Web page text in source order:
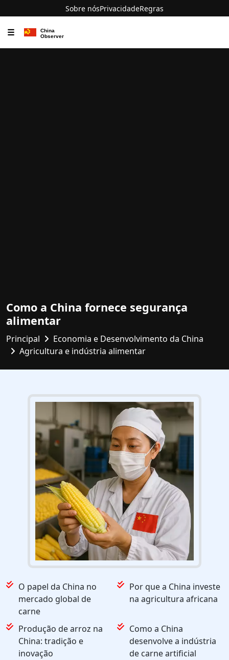
Sobre nósPrivacidadeRegras
☰
Como a China fornece segurança
alimentar
Principal
Economia e Desenvolvimento da China
Agricultura e indústria alimentar
O papel da China no
mercado global de
carne
Por que a China investe
na agricultura africana
Produção de arroz na
China: tradição e
inovação
Como a China
desenvolve a indústria
de carne artificial